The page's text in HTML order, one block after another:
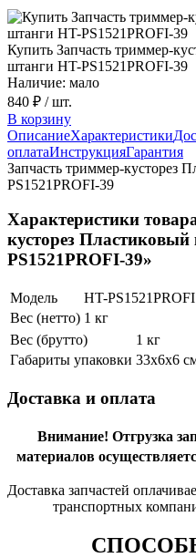
Купить Запчасть триммер-
штанги HT-PS1521PROFI-39
Наличие: мало
840 ₽ / шт.
В корзину
ОписаниеХарактеристики
оплатаИнструкцияГарантия
Запчасть триммер-кусторез
PS1521PROFI-39
Характеристики
кусторез
PS1521PROFI-39»
Модель
HT-PS1521PROFI
Вес (нетто) 1 кг
Вес (брутто)
1 кг
Габариты упаковки 33х6х6
Доставка и оплата
Внимание! Отгрузка
материалов
Доставка запчастей
транспортных